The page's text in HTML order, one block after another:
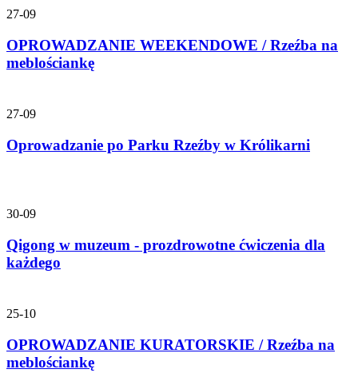
27-09
OPROWADZANIE WEEKENDOWE / Rzeźba na
meblościankę
27-09
Oprowadzanie po Parku Rzeźby w Królikarni
30-09
Qigong w muzeum - prozdrowotne ćwiczenia dla
każdego
25-10
OPROWADZANIE KURATORSKIE / Rzeźba na
meblościankę